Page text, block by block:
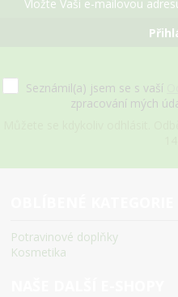
Seznámil(a) jsem se s vaší
zpracování mých
Potravinové doplňky
Kosmetika